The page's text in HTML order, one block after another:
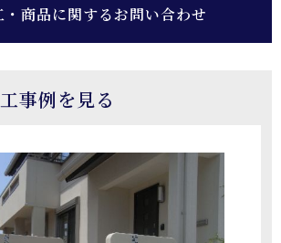
・商品に関するお問い合わせ
事例を見る